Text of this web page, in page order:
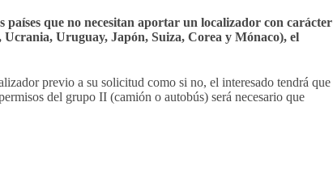
países que no necesitan aportar un localizador con carácter
Uruguay, Japón, Suiza, Corea y Mónaco), el
previo a su solicitud como si no, el interesado tendrá que
del grupo II (camión o autobús) será necesario que